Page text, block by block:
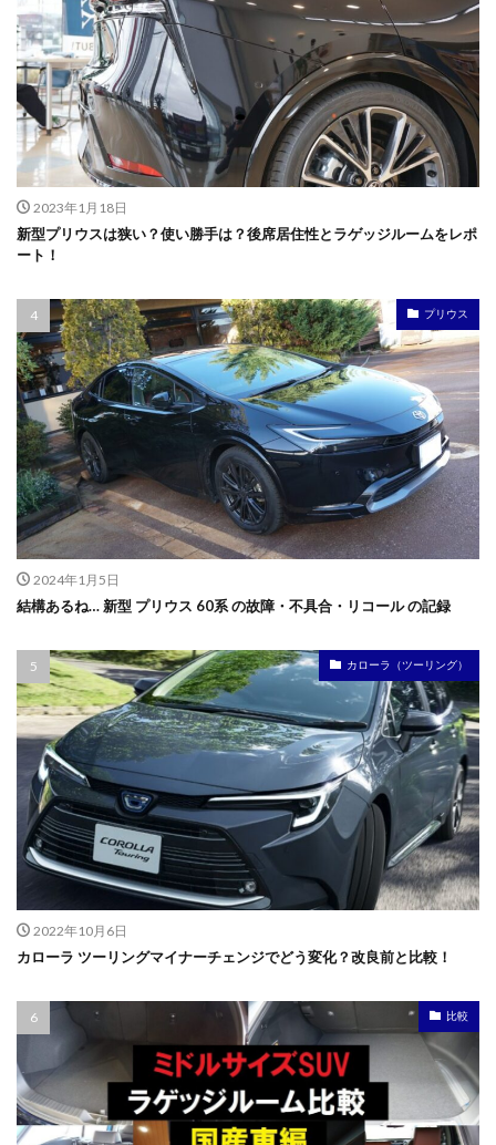
2023年1月18日
新型プリウスは狭い？使い勝手は？後席居住性とラゲッジルームをレポ
ート！
プリウス
2024年1月5日
結構あるね… 新型 プリウス 60系 の故障・不具合・リコール の記録
カローラ（ツーリング）
2022年10月6日
カローラ ツーリングマイナーチェンジでどう変化？改良前と比較！
比較